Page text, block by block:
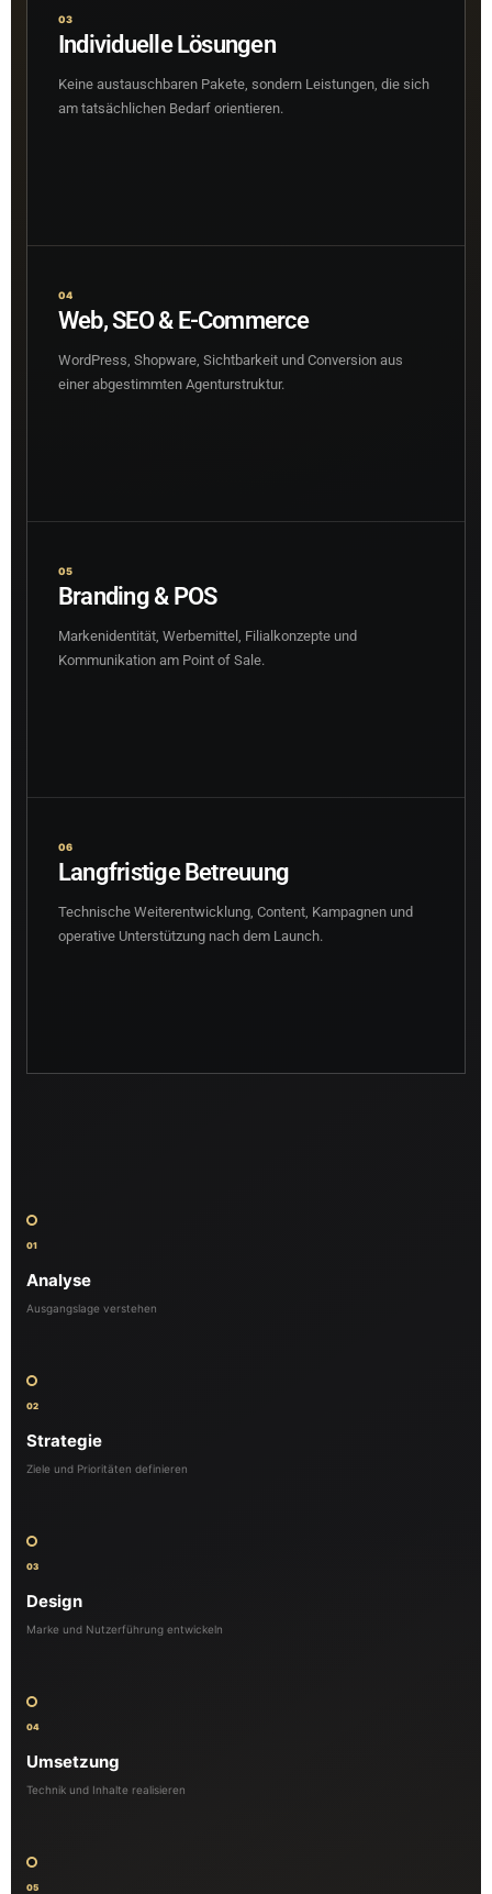
03
Individuelle Lösungen
Keine austauschbaren Pakete, sondern Leistungen, die sich
am tatsächlichen Bedarf orientieren.
04
Web, SEO & E-Commerce
WordPress, Shopware, Sichtbarkeit und Conversion aus
einer abgestimmten Agenturstruktur.
05
Branding & POS
Markenidentität, Werbemittel, Filialkonzepte und
Kommunikation am Point of Sale.
06
Langfristige Betreuung
Technische Weiterentwicklung, Content, Kampagnen und
operative Unterstützung nach dem Launch.
01
Analyse
Ausgangslage verstehen
02
Strategie
Ziele und Prioritäten definieren
03
Design
Marke und Nutzerführung entwickeln
04
Umsetzung
Technik und Inhalte realisieren
05